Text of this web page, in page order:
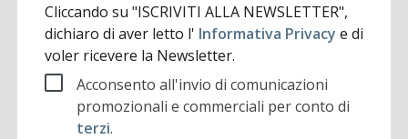
Cliccando su "ISCRIVITI ALLA NEWSLETTER",
dichiaro di aver letto l' Informativa Privacye di
voler ricevere la Newsletter.
Acconsento all'invio di comunicazioni
promozionali e commerciali per conto di
terzi.